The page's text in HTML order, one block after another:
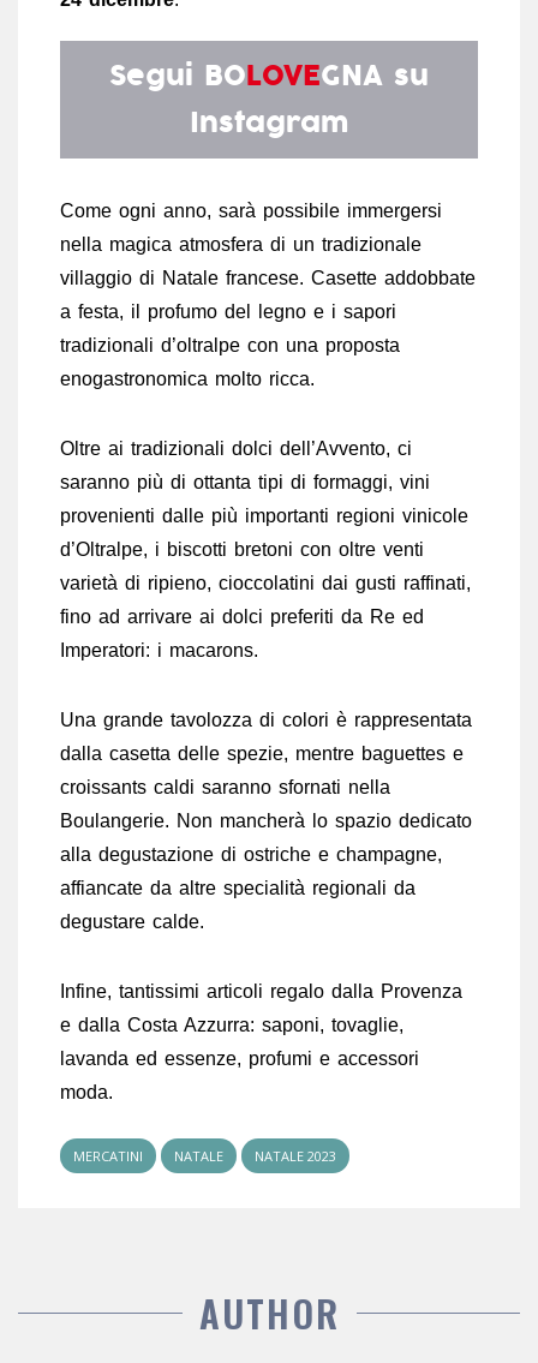
Segui BOLOVEGNA su
Instagram
Come ogni anno, sarà possibile immergersi
nella magica atmosfera di un tradizionale
villaggio di Natale francese. Casette addobbate
a festa, il profumo del legno e i sapori
tradizionali d’oltralpe con una proposta
enogastronomica molto ricca.
Oltre ai tradizionali dolci dell’Avvento, ci
saranno più di ottanta tipi di formaggi, vini
provenienti dalle più importanti regioni vinicole
d’Oltralpe, i biscotti bretoni con oltre venti
varietà di ripieno, cioccolatini dai gusti raffinati,
fino ad arrivare ai dolci preferiti da Re ed
Imperatori: i macarons.
Una grande tavolozza di colori è rappresentata
dalla casetta delle spezie, mentre baguettes e
croissants caldi saranno sfornati nella
Boulangerie. Non mancherà lo spazio dedicato
alla degustazione di ostriche e champagne,
affiancate da altre specialità regionali da
degustare calde.
Infine, tantissimi articoli regalo dalla Provenza
e dalla Costa Azzurra: saponi, tovaglie,
lavanda ed essenze, profumi e accessori
moda.
MERCATINI NATALE NATALE 2023
AUTHOR